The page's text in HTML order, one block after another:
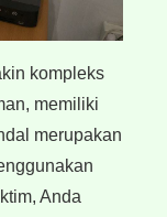
kompleks
memiliki
merupakan
Anda